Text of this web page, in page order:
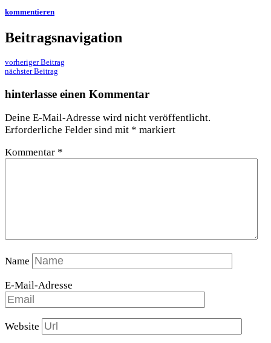
kommentieren
Beitragsnavigation
vorheriger Beitrag
nächster Beitrag
hinterlasse einen Kommentar
Deine E-Mail-Adresse wird nicht veröffentlicht.
Erforderliche Felder sind mit * markiert
Kommentar *
Name
E-Mail-Adresse
Website